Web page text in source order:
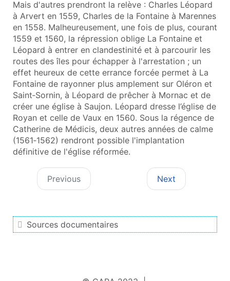
Mais d'autres prendront la relève : Charles Léopard
à Arvert en 1559, Charles de la Fontaine à Marennes
en 1558. Malheureusement, une fois de plus, courant
1559 et 1560, la répression oblige La Fontaine et
Léopard à entrer en clandestinité et à parcourir les
routes des îles pour échapper à l'arrestation ; un
effet heureux de cette errance forcée permet à La
Fontaine de rayonner plus amplement sur Oléron et
Saint‑Sornin, à Léopard de prêcher à Mornac et de
créer une église à Saujon. Léopard dresse l’église de
Royan et celle de Vaux en 1560. Sous la régence de
Catherine de Médicis, deux autres années de calme
(1561‑1562) rendront possible l'implantation
définitive de l'église réformée.
Previous Next
Sources documentaires